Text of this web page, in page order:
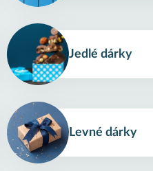
Jedlé dárky
Levné dárky